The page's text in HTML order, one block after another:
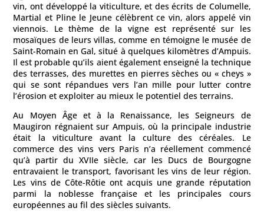
vin, ont développé la viticulture, et des écrits de Columelle,
Martial et Pline le Jeune célèbrent ce vin, alors appelé vin
viennois. Le thème de la vigne est représenté sur les
mosaïques de leurs villas, comme en témoigne le musée de
Saint-Romain en Gal, situé à quelques kilomètres d’Ampuis.
Il est probable qu’ils aient également enseigné la technique
des terrasses, des murettes en pierres sèches ou « cheys »
qui se sont répandues vers l’an mille pour lutter contre
l’érosion et exploiter au mieux le potentiel des terrains.
Au Moyen Âge et à la Renaissance, les Seigneurs de
Maugiron régnaient sur Ampuis, où la principale industrie
était la viticulture avant la culture des céréales. Le
commerce des vins vers Paris n’a réellement commencé
qu’à partir du XVIIe siècle, car les Ducs de Bourgogne
entravaient le transport, favorisant les vins de leur région.
Les vins de Côte-Rôtie ont acquis une grande réputation
parmi la noblesse française et les principales cours
européennes au fil des siècles suivants.